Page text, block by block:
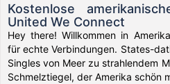
Kostenlose
United We Connect
Hey there! Willkommen in
für echte Verbindungen. States-
Singles von Meer zu strahlendem
Schmelztiegel, der Amerika schön